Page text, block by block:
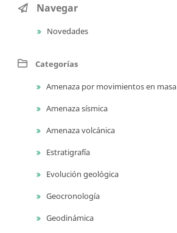
Navegar
Novedades
Categorías
Amenaza por movimientos en masa
Amenaza sísmica
Amenaza volcánica
Estratigrafía
Evolución geológica
Geocronología
Geodinámica